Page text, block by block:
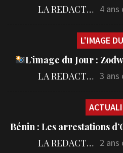
LA REDACTION 4 ans
L'IMAGE
L’image du Jour :
LA REDACTION 3 ans
Bénin : Les arrestations
LA REDACTION 2 ans